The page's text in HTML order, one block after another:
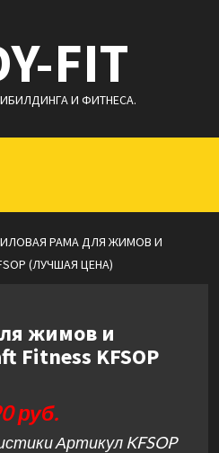
FIT
И ФИТНЕСА.
РАМА ДЛЯ ЖИМОВ И
(ЛУЧШАЯ ЦЕНА)
жимов и
Fitness KFSOP
руб.
Артикул KFSOP